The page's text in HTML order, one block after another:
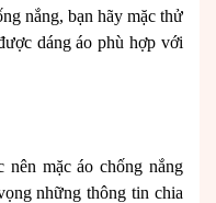
nắng, bạn hãy mặc thử
dáng áo phù hợp với
mặc áo chống nắng
những thông tin chia